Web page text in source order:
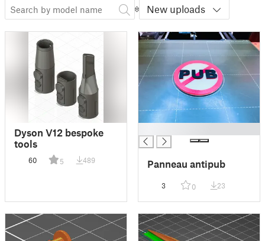
New uploads
Dyson V12 bespoke
tools
60 5 489 Panneau antipub
3 0 23